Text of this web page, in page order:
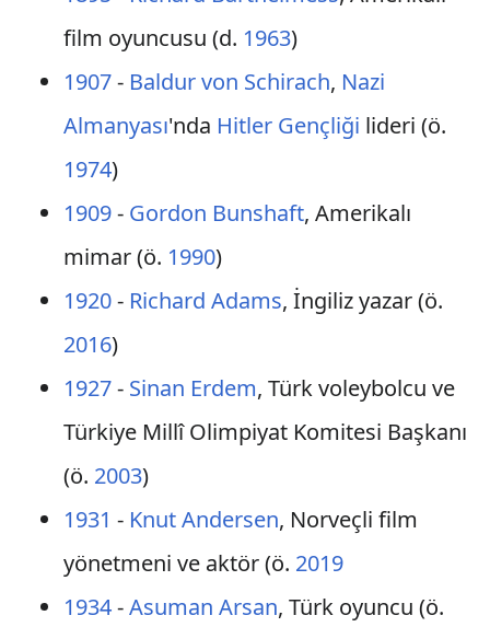
film oyuncusu (d. 1963)
1907- Baldur von Schirach, Nazi
Almanyası'nda Hitler Gençliği lideri (ö.
1974)
1909- Gordon Bunshaft, Amerikalı
mimar (ö. 1990)
1920- Richard Adams, İngiliz yazar (ö.
2016)
1927- Sinan Erdem, Türk voleybolcu ve
Türkiye Millî Olimpiyat Komitesi Başkanı
(ö. 2003)
1931 - Knut Andersen, Norveçli film
yönetmeni ve aktör (ö. 2019
1934-Asuman Arsan, Türk oyuncu (ö.